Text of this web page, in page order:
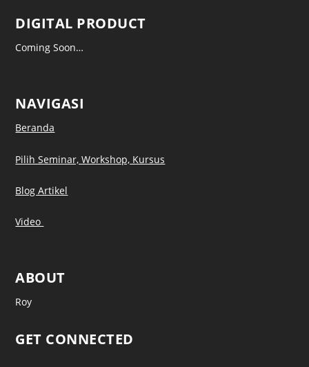
DIGITAL PRODUCT
Coming Soon…
NAVIGASI
Beranda
Pilih Seminar, Workshop, Kursus
Blog Artikel
Video
ABOUT
Roy
GET CONNECTED